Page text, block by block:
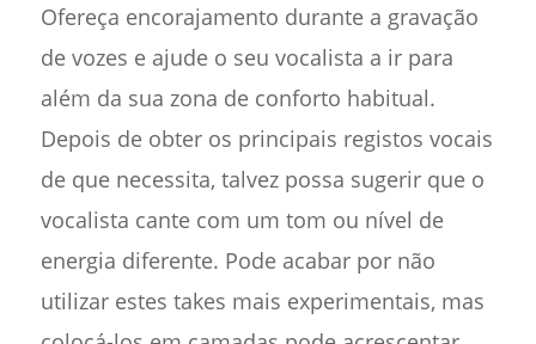
Ofereça encorajamento durante a gravação
de vozes e ajude o seu vocalista a ir para
além da sua zona de conforto habitual.
Depois de obter os principais registos vocais
de que necessita, talvez possa sugerir que o
vocalista cante com um tom ou nível de
energia diferente. Pode acabar por não
utilizar estes takes mais experimentais, mas